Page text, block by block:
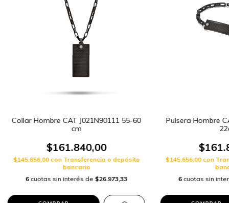
Collar Hombre CAT J021N90111 55-60
cm
$161.840,00
$145.656,00 con Transferencia o depósito
bancario
6 cuotas sin interés de $26.973,33
Pulsera Hombre
$145.656,00 con
6 cuotas sin